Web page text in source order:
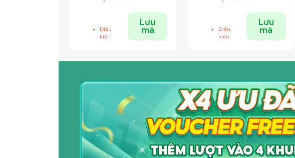
Điều
kiện
Lưu
mã
Điều
kiện
Lưu
mã